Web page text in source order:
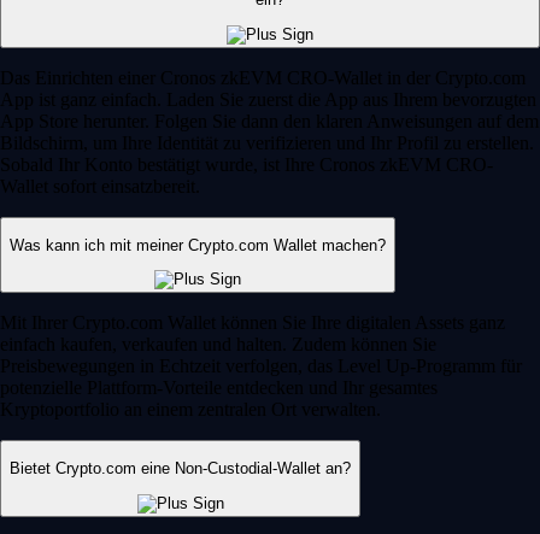
Das Einrichten einer Cronos zkEVM CRO-Wallet in der Crypto.com
App ist ganz einfach. Laden Sie zuerst die App aus Ihrem bevorzugten
App Store herunter. Folgen Sie dann den klaren Anweisungen auf dem
Bildschirm, um Ihre Identität zu verifizieren und Ihr Profil zu erstellen.
Sobald Ihr Konto bestätigt wurde, ist Ihre Cronos zkEVM CRO-
Wallet sofort einsatzbereit.
Was kann ich mit meiner Crypto.com Wallet machen?
Mit Ihrer Crypto.com Wallet können Sie Ihre digitalen Assets ganz
einfach kaufen, verkaufen und halten. Zudem können Sie
Preisbewegungen in Echtzeit verfolgen, das Level Up-Programm für
potenzielle Plattform-Vorteile entdecken und Ihr gesamtes
Kryptoportfolio an einem zentralen Ort verwalten.
Bietet Crypto.com eine Non-Custodial-Wallet an?